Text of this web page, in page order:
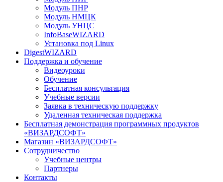
Модуль ПНР
Модуль НМЦК
Модуль УНЦС
InfoBaseWIZARD
Установка под Linux
DigestWIZARD
Поддержка и обучение
Видеоуроки
Обучение
Бесплатная консультация
Учебные версии
Заявка в техническую поддержку
Удаленная техническая поддержка
Бесплатная демонстрация программных продуктов
«ВИЗАРДСОФТ»
Магазин «ВИЗАРДСОФТ»
Сотрудничество
Учебные центры
Партнеры
Контакты